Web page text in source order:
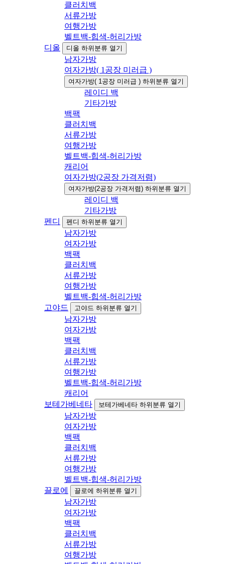
클러치백
서류가방
여행가방
벨트백-힙색-허리가방
디올
디올 하위분류 열기
남자가방
여자가방( 1공장 미러급 )
여자가방( 1공장 미러급 ) 하위분류 열기
레이디 백
기타가방
백팩
클러치백
서류가방
여행가방
벨트백-힙색-허리가방
캐리어
여자가방(2공장 가격저렴)
여자가방(2공장 가격저렴) 하위분류 열기
레이디 백
기타가방
펜디
펜디 하위분류 열기
남자가방
여자가방
백팩
클러치백
서류가방
여행가방
벨트백-힙색-허리가방
고야드
고야드 하위분류 열기
남자가방
여자가방
백팩
클러치백
서류가방
여행가방
벨트백-힙색-허리가방
캐리어
보테가베네타
보테가베네타 하위분류 열기
남자가방
여자가방
백팩
클러치백
서류가방
여행가방
벨트백-힙색-허리가방
끌로에
끌로에 하위분류 열기
남자가방
여자가방
백팩
클러치백
서류가방
여행가방